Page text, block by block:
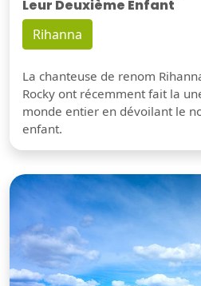
Leur Deuxième Enfant
Rihanna
La chanteuse de renom
Rocky ont récemment fait la
monde entier en dévoilant le
enfant.